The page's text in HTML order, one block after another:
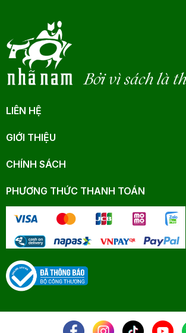
Bởi vì sách là
LIÊN HỆ
GIỚI THIỆU
CHÍNH SÁCH
PHƯƠNG THỨC THANH TOÁN